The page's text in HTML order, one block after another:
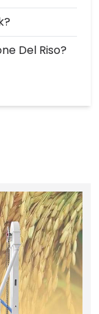
Del Riso?